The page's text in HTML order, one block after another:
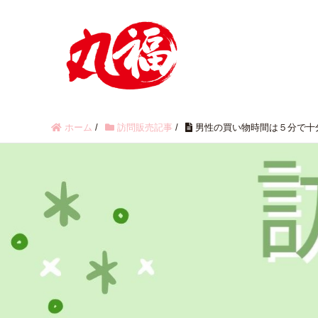
ホーム / 訪問販売記事 / 男性の買い物時間は５分で十